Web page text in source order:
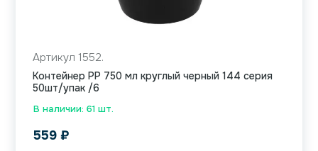
В наличии: 61 шт.
Артикул 1552.
Контейнер PP 750 мл круглый черный 144 серия
50шт/упак /6
559 ₽